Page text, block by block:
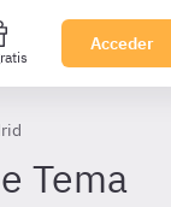
Acceder
Tema